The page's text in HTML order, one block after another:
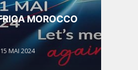
MOROCCO
MAI 2024